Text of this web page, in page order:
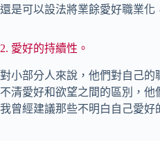
還是可以設法將業餘愛好職業化
2. 愛好的持續性。
對小部分人來說，他們對自己
不清愛好和欲望之間的區別，
我曾經建議那些不明白自己愛好